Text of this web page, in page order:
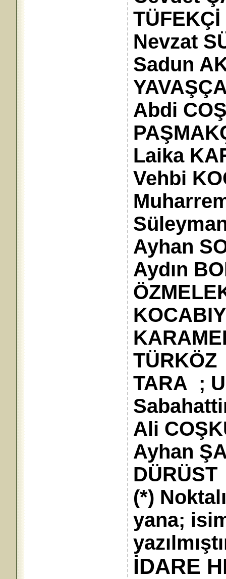
Nevzat
Sadun
Abdi
Laika
Vehbi
Ayhan
Aydın
TÜRKÖZ
TARA ;
Ali
Ayhan
DÜRÜST
(*)
yana;
İDARE